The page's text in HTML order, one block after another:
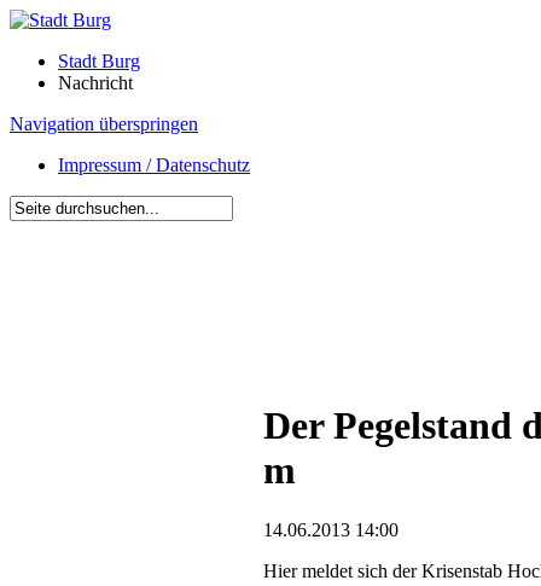
Stadt Burg
Nachricht
Navigation überspringen
Impressum / Datenschutz
Der Pegelstand
m
14.06.2013 14:00
Hier meldet sich der Krisenstab